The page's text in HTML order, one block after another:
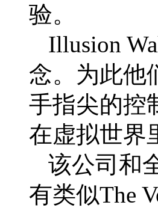
验。
Illusion
念。为此他
手指尖的控
在虚拟世界
该公司和
有类似The